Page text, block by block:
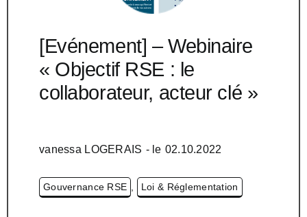
[Evénement] – Webinaire
« Objectif RSE : le
collaborateur, acteur clé »
vanessa LOGERAIS - le 02.10.2022
Gouvernance RSE , Loi & Réglementation